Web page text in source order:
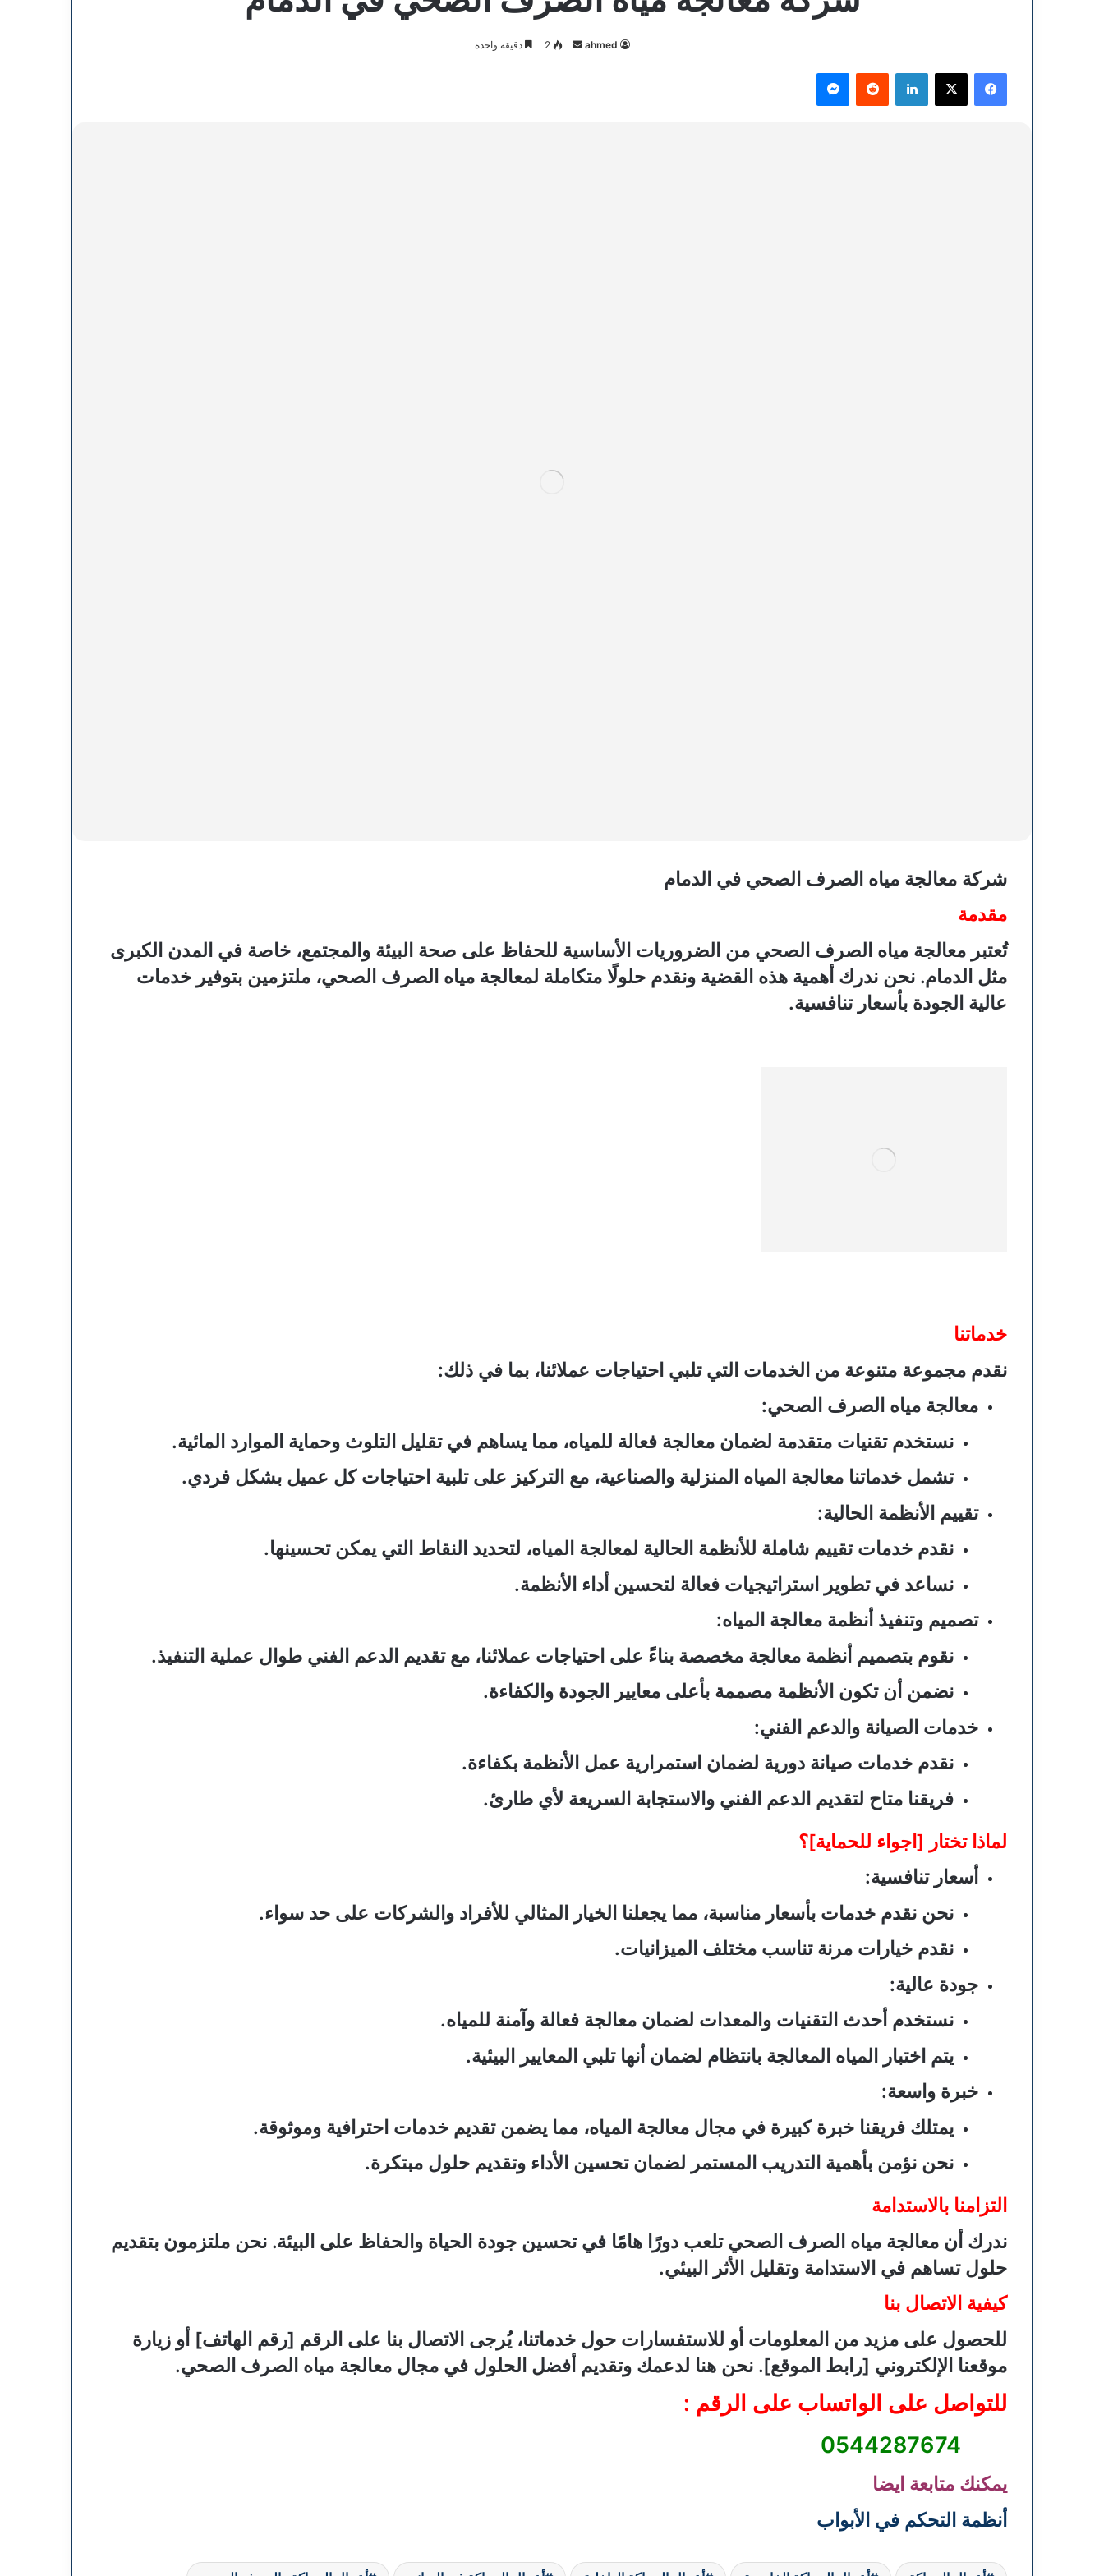
ahmed
أرسل2 دقيقة واحدة
فيسبوك ‫X لينكدإن ماسنجر
شركة معالجة مياه الصرف الصحي في الدمام
مقدمة
تُعتبر معالجة مياه الصرف الصحي من الضروريات الأساسية للحفاظ على صحة البيئة والمجتمع، خاصة في المدن الكبرى
مثل الدمام. نحن ندرك أهمية هذه القضية ونقدم حلولًا متكاملة لمعالجة مياه الصرف الصحي، ملتزمين بتوفير خدمات
عالية الجودة بأسعار تنافسية.
خدماتنا
نقدم مجموعة متنوعة من الخدمات التي تلبي احتياجات عملائنا، بما في ذلك:
معالجة مياه الصرف الصحي:
نستخدم تقنيات متقدمة لضمان معالجة فعالة للمياه، مما يساهم في تقليل التلوث وحماية الموارد المائية.
تشمل خدماتنا معالجة المياه المنزلية والصناعية، مع التركيز على تلبية احتياجات كل عميل بشكل فردي.
تقييم الأنظمة الحالية:
نقدم خدمات تقييم شاملة للأنظمة الحالية لمعالجة المياه، لتحديد النقاط التي يمكن تحسينها.
نساعد في تطوير استراتيجيات فعالة لتحسين أداء الأنظمة.
تصميم وتنفيذ أنظمة معالجة المياه:
نقوم بتصميم أنظمة معالجة مخصصة بناءً على احتياجات عملائنا، مع تقديم الدعم الفني طوال عملية التنفيذ.
نضمن أن تكون الأنظمة مصممة بأعلى معايير الجودة والكفاءة.
خدمات الصيانة والدعم الفني:
نقدم خدمات صيانة دورية لضمان استمرارية عمل الأنظمة بكفاءة.
فريقنا متاح لتقديم الدعم الفني والاستجابة السريعة لأي طارئ.
لماذا تختار [اجواء للحماية]؟
أسعار تنافسية:
نحن نقدم خدمات بأسعار مناسبة، مما يجعلنا الخيار المثالي للأفراد والشركات على حد سواء.
نقدم خيارات مرنة تناسب مختلف الميزانيات.
جودة عالية:
نستخدم أحدث التقنيات والمعدات لضمان معالجة فعالة وآمنة للمياه.
يتم اختبار المياه المعالجة بانتظام لضمان أنها تلبي المعايير البيئية.
خبرة واسعة:
يمتلك فريقنا خبرة كبيرة في مجال معالجة المياه، مما يضمن تقديم خدمات احترافية وموثوقة.
نحن نؤمن بأهمية التدريب المستمر لضمان تحسين الأداء وتقديم حلول مبتكرة.
التزامنا بالاستدامة
ندرك أن معالجة مياه الصرف الصحي تلعب دورًا هامًا في تحسين جودة الحياة والحفاظ على البيئة. نحن ملتزمون بتقديم
حلول تساهم في الاستدامة وتقليل الأثر البيئي.
كيفية الاتصال بنا
للحصول على مزيد من المعلومات أو للاستفسارات حول خدماتنا، يُرجى الاتصال بنا على الرقم [رقم الهاتف] أو زيارة
موقعنا الإلكتروني [رابط الموقع]. نحن هنا لدعمك وتقديم أفضل الحلول في مجال معالجة مياه الصرف الصحي.
للتواصل على الواتساب على الرقم :
يمكنك متابعة ايضا
أنظمة التحكم في الأبواب